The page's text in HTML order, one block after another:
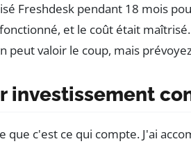
Freshdesk pendant 18 mois
et le coût était
peut valoir le coup, mais
investissement
que c'est ce qui compte. J'ai